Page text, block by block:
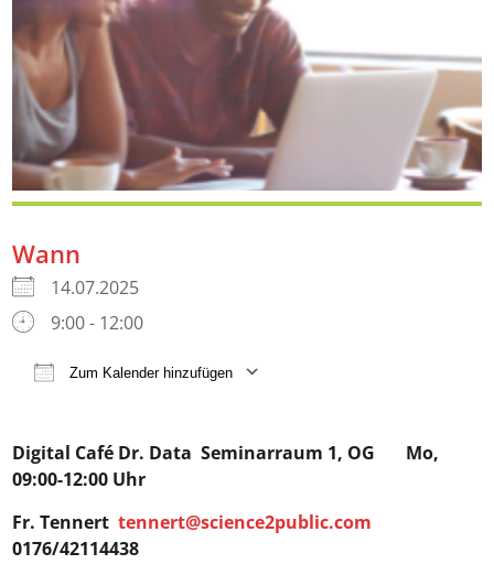
Wann
14.07.2025
9:00 - 12:00
Zum Kalender hinzufügen
Digital Café Dr. Data Seminarraum 1, OG Mo,
09:00-12:00 Uhr
Fr. Tennerttennert@science2public.com
0176/42114438